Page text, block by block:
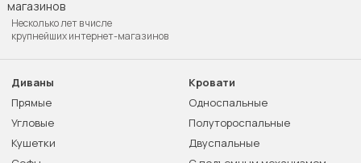
Несколько лет в числе
крупнейших интернет-магазинов
Диваны
Прямые
Угловые
Кушетки
Кровати
Односпальные
Полутороспальные
Двуспальные